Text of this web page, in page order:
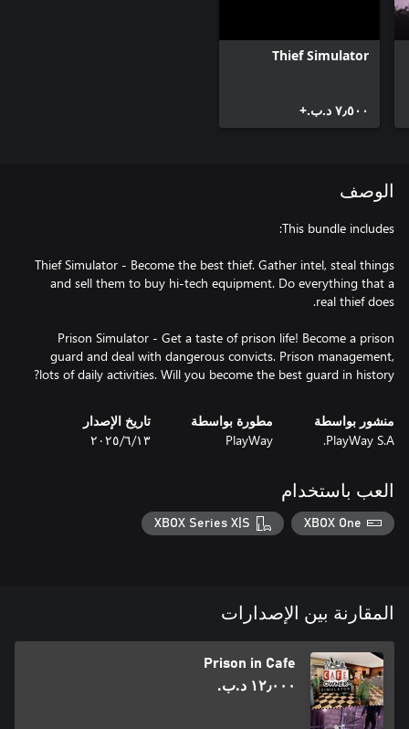
Thief Simulator
٧٫٥٠٠ د.ب.‏+
الوصف
Thief Simulator - Become the best thief. Gather intel, steal things
and sell them to buy hi-tech equipment. Do everything that a
Prison Simulator - Get a taste of prison life! Become a prison
guard and deal with dangerous convicts. Prison management,
lots of daily activities. Will you become the best guard in history?
منشور بواسطة
PlayWay S.A.
مطورة بواسطة
PlayWay
تاريخ الإصدار
١٣‏/٦‏/٢٠٢٥
العب باستخدام
XBOX One
XBOX Series X|S
المقارنة بين الإصدارات
Prison in Cafe
١٢٫٠٠٠ د.ب.‏